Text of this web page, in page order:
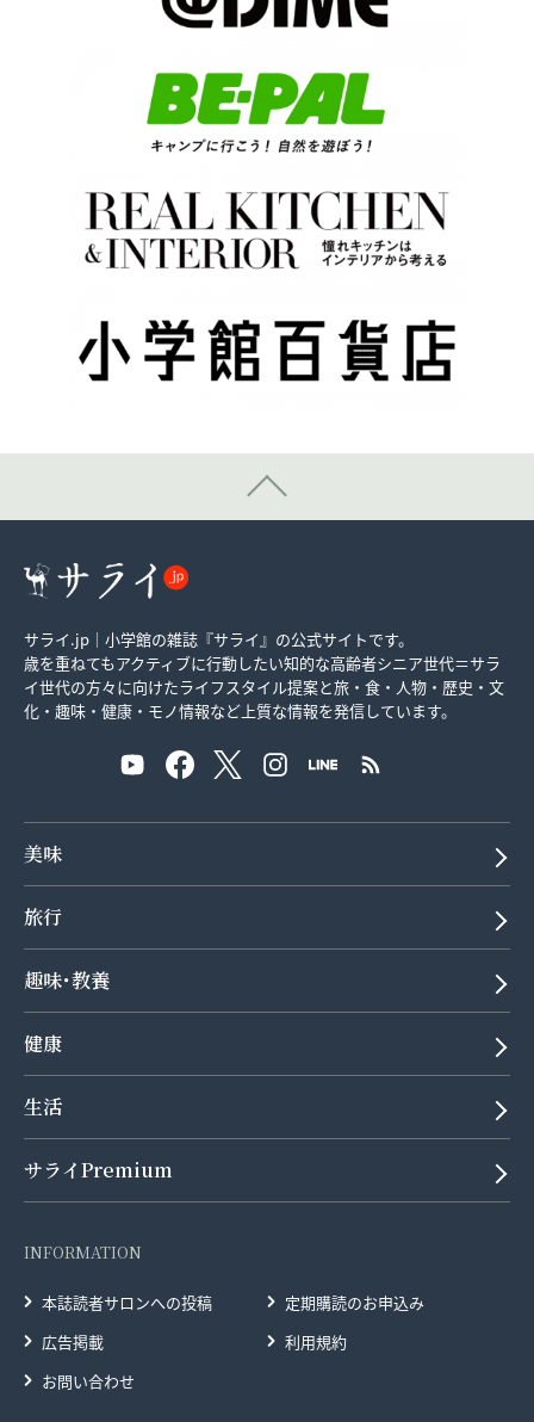
サライ.jp｜小学館の雑誌『サライ』の公式サイトです。
歳を重ねてもアクティブに行動したい知的な高齢者シニア世代＝サラ
イ世代の方々に向けたライフスタイル提案と旅・食・人物・歴史・文
化・趣味・健康・モノ情報など上質な情報を発信しています。
美味
旅行
趣味･教養
健康
生活
サライPremium
INFORMATION
本誌読者サロンへの投稿
定期購読のお申込み
広告掲載
利用規約
お問い合わせ